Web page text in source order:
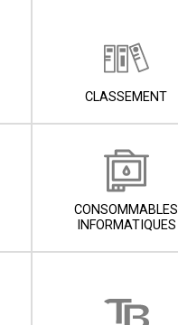
CLASSEMENT
CONSOMMABLES
INFORMATIQUES